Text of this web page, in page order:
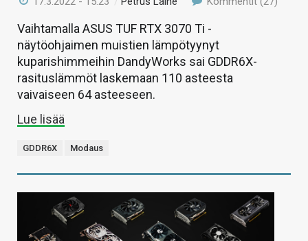
Vaihtamalla ASUS TUF RTX 3070 Ti -
näytöohjaimen muistien lämpötyynyt
kuparishimmeihin DandyWorks sai GDDR6X-
rasituslämmöt laskemaan 110 asteesta
vaivaiseen 64 asteeseen.
Lue lisää
GDDR6X Modaus